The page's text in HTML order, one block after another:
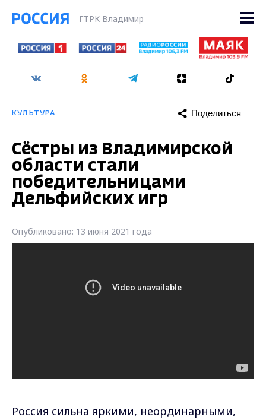
ГТРК Владимир
КУЛЬТУРА Поделиться
Сёстры из Владимирской
области стали
победительницами
Дельфийских игр
Опубликовано: 13 июня 2021 года
Россия сильна яркими, неординарными,